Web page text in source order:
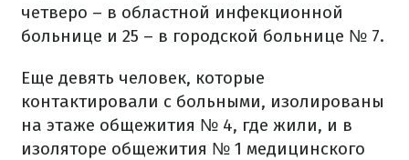
четверо – в областной инфекционной
больнице и 25 – в городской больнице № 7.
Еще девять человек, которые
контактировали с больными, изолированы
на этаже общежития № 4, где жили, и в
изоляторе общежития № 1 медицинского